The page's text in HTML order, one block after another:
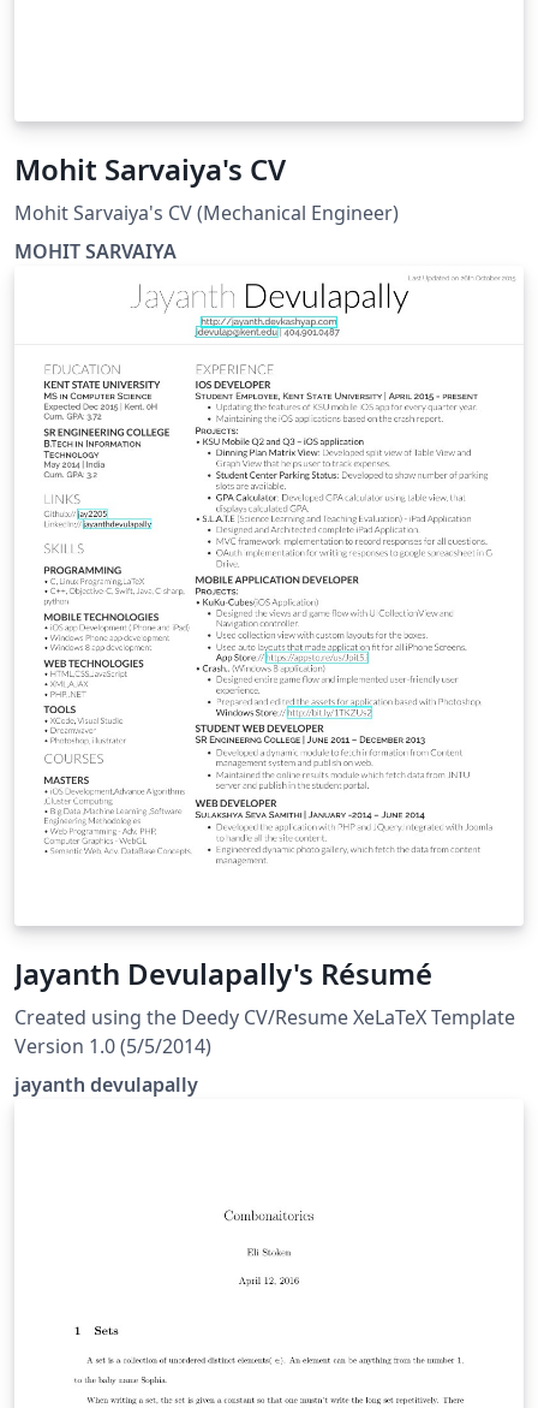
Mohit Sarvaiya's CV
Mohit Sarvaiya's CV (Mechanical Engineer)
MOHIT SARVAIYA
Jayanth Devulapally's Résumé
Created using the Deedy CV/Resume XeLaTeX Template
Version 1.0 (5/5/2014)
jayanth devulapally